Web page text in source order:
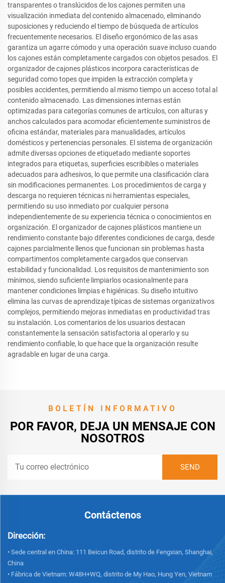
transparentes o translúcidos de los cajones permiten una
visualización inmediata del contenido almacenado, eliminando
suposiciones y reduciendo el tiempo de búsqueda de artículos
frecuentemente necesarios. El diseño ergonómico de las asas
garantiza un agarre cómodo y una operación suave incluso cuando
los cajones están completamente cargados con objetos pesados. El
organizador de cajones plásticos incorpora características de
seguridad como topes que impiden la extracción completa y
posibles accidentes, permitiendo al mismo tiempo un acceso total al
contenido almacenado. Las dimensiones internas están
optimizadas para categorías comunes de artículos, con alturas y
anchos calculados para acomodar eficientemente suministros de
oficina estándar, materiales para manualidades, artículos
domésticos y pertenencias personales. El sistema de organización
admite diversas opciones de etiquetado mediante soportes
integrados para etiquetas, superficies escribibles o materiales
adecuados para adhesivos, lo que permite una clasificación clara
sin modificaciones permanentes. Los procedimientos de carga y
descarga no requieren técnicas ni herramientas especiales,
permitiendo su uso inmediato por cualquier persona
independientemente de su experiencia técnica o conocimientos en
organización. El organizador de cajones plásticos mantiene un
rendimiento constante bajo diferentes condiciones de carga, desde
cajones parcialmente llenos que funcionan sin problemas hasta
compartimentos completamente cargados que conservan
estabilidad y funcionalidad. Los requisitos de mantenimiento son
mínimos, siendo suficiente limpiarlos ocasionalmente para
mantener condiciones limpias e higiénicas. Su diseño intuitivo
elimina las curvas de aprendizaje típicas de sistemas organizativos
complejos, permitiendo mejoras inmediatas en productividad tras
su instalación. Los comentarios de los usuarios destacan
constantemente la sensación satisfactoria al operarlo y su
rendimiento confiable, lo que hace que la organización resulte
agradable en lugar de una carga.
BOLETÍN INFORMATIVO
POR FAVOR, DEJA UN MENSAJE CON
NOSOTROS
Contáctenos
Dirección:
• Sede central en China: 111 Beicun Road, distrito de Fengxian, Shanghai,
China
• Fábrica de Vietnam: W48H+WQ, distrito de My Hao, Hung Yen, Vietnam